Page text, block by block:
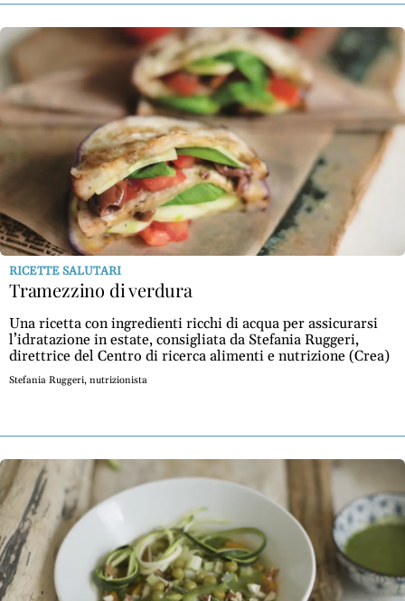
RICETTE SALUTARI
Tramezzino di verdura
Una ricetta con ingredienti ricchi di acqua per assicurarsi
l’idratazione in estate, consigliata da Stefania Ruggeri,
direttrice del Centro di ricerca alimenti e nutrizione (Crea)
Stefania Ruggeri, nutrizionista